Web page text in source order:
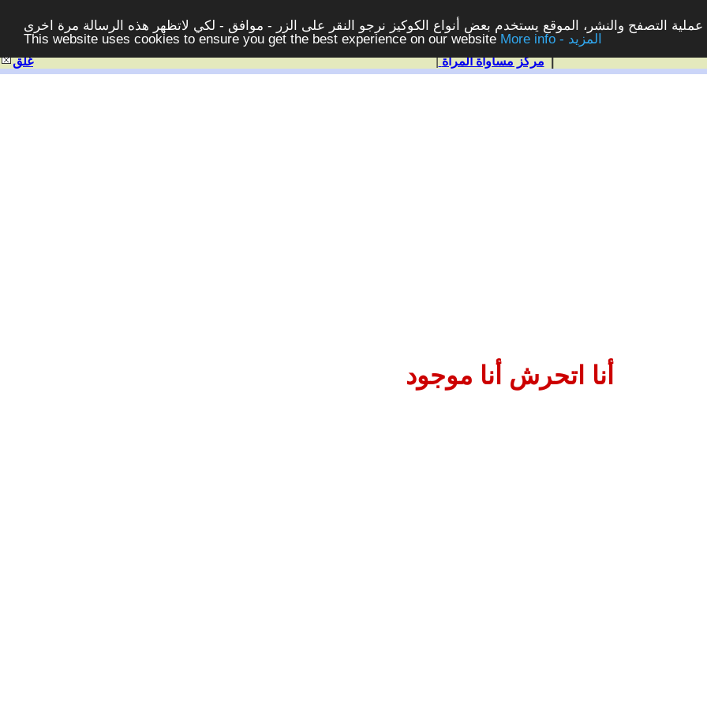
التصفح والنشر، الموقع يستخدم بعض أنواع الكوكيز نرجو النقر على الزر - موافق - لكي لاتظهر هذه الرسالة مرة اخرى -
This website uses cookies to ensure you get the best experience on our website
More info - المزيد
غلق | مركز مساواة المرأة|
أنا اتحرش أنا موجود